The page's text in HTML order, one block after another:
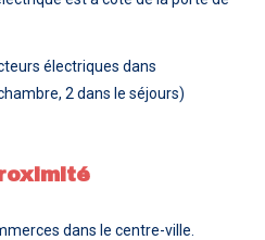
électriques dans
2 dans le séjours)
dans le centre-ville.